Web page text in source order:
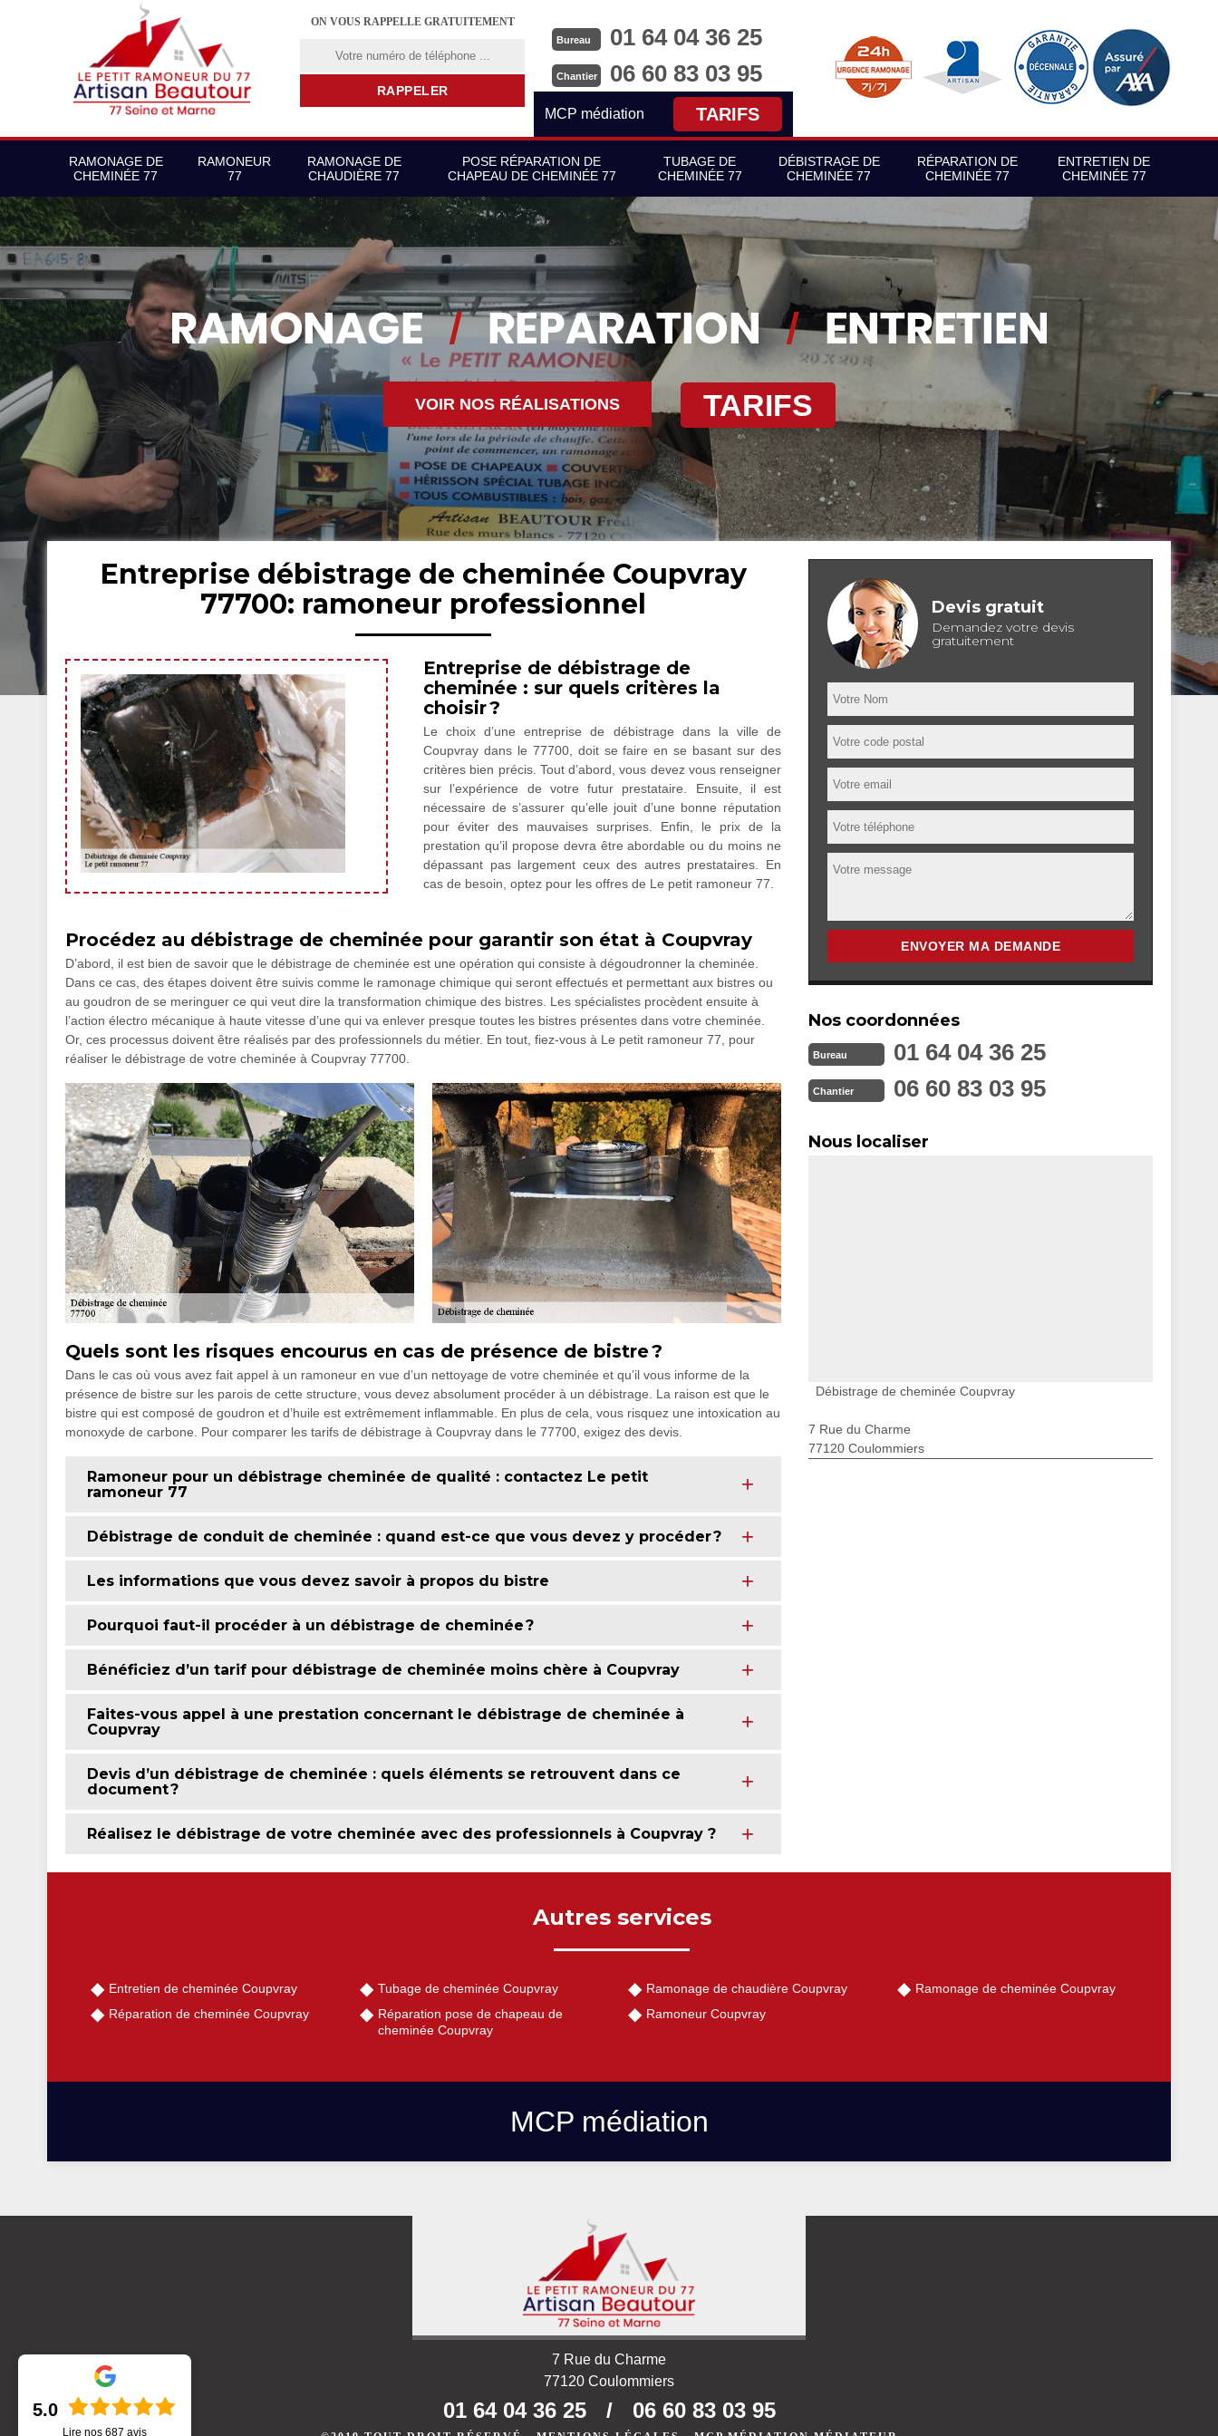
ON VOUS RAPPELLE GRATUITEMENT
Bureau 01 64 04 36 25
Chantier 06 60 83 03 95
MCP médiation TARIFS
RAMONAGE DE
CHEMINÉE 77
RAMONEUR
77
RAMONAGE DE
CHAUDIÈRE 77
POSE RÉPARATION DE
CHAPEAU DE CHEMINÉE 77
TUBAGE DE
CHEMINÉE 77
DÉBISTRAGE DE
CHEMINÉE 77
RÉPARATION DE
CHEMINÉE 77
ENTRETIEN DE
CHEMINÉE 77
VOIR NOS RÉALISATIONS TARIFS
Entreprise débistrage de cheminée Coupvray
77700: ramoneur professionnel
Entreprise de débistrage de
cheminée : sur quels critères la
choisir ?
Le choix d’une entreprise de débistrage dans la ville de
Coupvray dans le 77700, doit se faire en se basant sur des
critères bien précis. Tout d’abord, vous devez vous renseigner
sur l’expérience de votre futur prestataire. Ensuite, il est
nécessaire de s’assurer qu’elle jouit d’une bonne réputation
pour éviter des mauvaises surprises. Enfin, le prix de la
prestation qu’il propose devra être abordable ou du moins ne
dépassant pas largement ceux des autres prestataires. En
cas de besoin, optez pour les offres de Le petit ramoneur 77.
Procédez au débistrage de cheminée pour garantir son état à Coupvray
D’abord, il est bien de savoir que le débistrage de cheminée est une opération qui consiste à dégoudronner la cheminée.
Dans ce cas, des étapes doivent être suivis comme le ramonage chimique qui seront effectués et permettant aux bistres ou
au goudron de se meringuer ce qui veut dire la transformation chimique des bistres. Les spécialistes procèdent ensuite à
l’action électro mécanique à haute vitesse d’une qui va enlever presque toutes les bistres présentes dans votre cheminée.
Or, ces processus doivent être réalisés par des professionnels du métier. En tout, fiez-vous à Le petit ramoneur 77, pour
réaliser le débistrage de votre cheminée à Coupvray 77700.
Quels sont les risques encourus en cas de présence de bistre ?
Dans le cas où vous avez fait appel à un ramoneur en vue d’un nettoyage de votre cheminée et qu’il vous informe de la
présence de bistre sur les parois de cette structure, vous devez absolument procéder à un débistrage. La raison est que le
bistre qui est composé de goudron et d’huile est extrêmement inflammable. En plus de cela, vous risquez une intoxication au
monoxyde de carbone. Pour comparer les tarifs de débistrage à Coupvray dans le 77700, exigez des devis.
Ramoneur pour un débistrage cheminée de qualité : contactez Le petit
ramoneur 77
Débistrage de conduit de cheminée : quand est-ce que vous devez y procéder ?
Les informations que vous devez savoir à propos du bistre
Pourquoi faut-il procéder à un débistrage de cheminée ?
Bénéficiez d’un tarif pour débistrage de cheminée moins chère à Coupvray
Faites-vous appel à une prestation concernant le débistrage de cheminée à
Coupvray
Devis d’un débistrage de cheminée : quels éléments se retrouvent dans ce
document ?
Réalisez le débistrage de votre cheminée avec des professionnels à Coupvray ?
Devis gratuit
Demandez votre devis
gratuitement
Nos coordonnées
Bureau 01 64 04 36 25
Chantier 06 60 83 03 95
Nous localiser
Débistrage de cheminée Coupvray
7 Rue du Charme
77120 Coulommiers
Autres services
Entretien de cheminée Coupvray
Réparation de cheminée Coupvray
Tubage de cheminée Coupvray
Réparation pose de chapeau de
cheminée Coupvray
Ramonage de chaudière Coupvray
Ramoneur Coupvray
Ramonage de cheminée Coupvray
MCP médiation
7 Rue du Charme
77120 Coulommiers
01 64 04 36 25 / 06 60 83 03 95
5.0
Lire nos 687 avis